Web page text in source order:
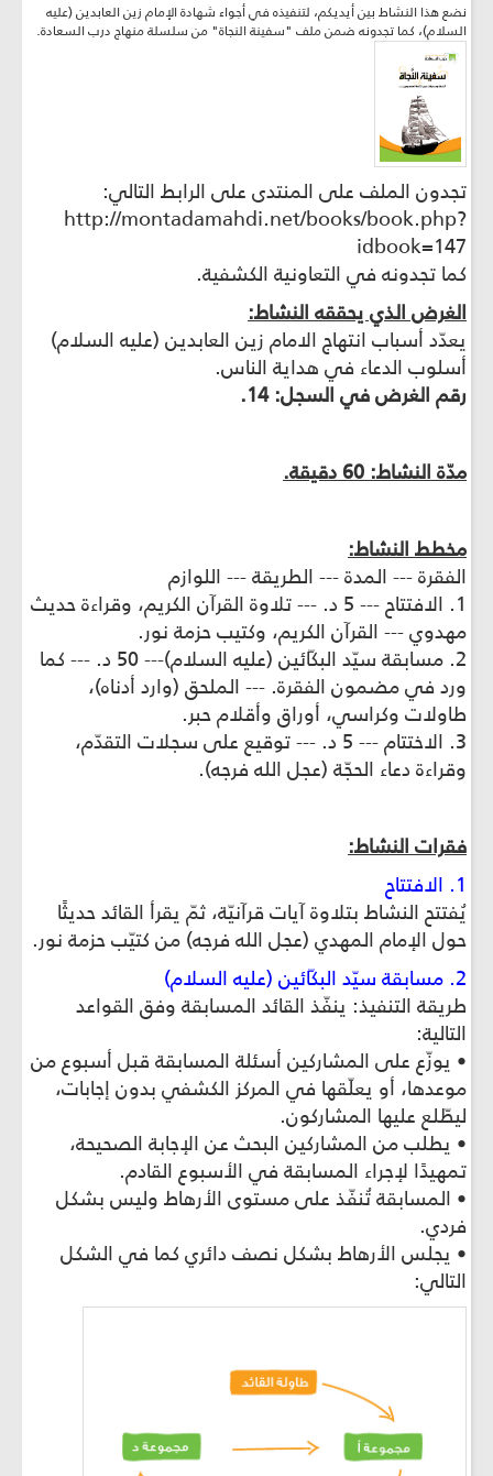
نضع هذا النشاط بين أيديكم، لتنفيذه في أجواء شهادة الإمام زين العابدين (عليه
السلام)، كما تجدونه ضمن ملف "سفينة النجاة" من سلسلة منهاج درب السعادة.
تجدون الملف على المنتدى على الرابط التالي:
http://montadamahdi.net/books/book.php?
idbook=147
كما تجدونه في التعاونية الكشفية.
الغرض الذي يحققه النشاط:
يعدّد أسباب انتهاج الامام زين العابدين (عليه السلام)
أسلوب الدعاء في هداية الناس.
رقم الغرض في السجل: 14.
مدّة النشاط: 60 دقيقة.
مخطط النشاط:
الفقرة --- المدة --- الطريقة --- اللوازم
1. الافتتاح --- 5 د. --- تلاوة القرآن الكريم، وقراءة حديث
مهدوي --- القرآن الكريم، وكتيب حزمة نور.
2. مسابقة سيّد البكّائين (عليه السلام)--- 50 د. --- كما
ورد في مضمون الفقرة. --- الملحق (وارد أدناه)،
طاولات وكراسي، أوراق وأقلام حبر.
3. الاختتام --- 5 د. --- توقيع على سجلات التقدّم،
وقراءة دعاء الحجّة (عجل الله فرجه).
فقرات النشاط:
1. الافتتاح
يُفتتح النشاط بتلاوة آيات قرآنيّة، ثمّ يقرأ القائد حديثًا
حول الإمام المهدي (عجل الله فرجه) من كتيّب حزمة نور.
2. مسابقة سيّد البكّائين (عليه السلام)
طريقة التنفيذ: ينفّذ القائد المسابقة وفق القواعد
التالية:
• يوزّع على المشاركين أسئلة المسابقة قبل أسبوع من
موعدها، أو يعلّقها في المركز الكشفي بدون إجابات،
ليطّلع عليها المشاركون.
• يطلب من المشاركين البحث عن الإجابة الصحيحة،
تمهيدًا لإجراء المسابقة في الأسبوع القادم.
• المسابقة تُنفّذ على مستوى الأرهاط وليس بشكل
فردي.
• يجلس الأرهاط بشكل نصف دائري كما في الشكل
التالي: